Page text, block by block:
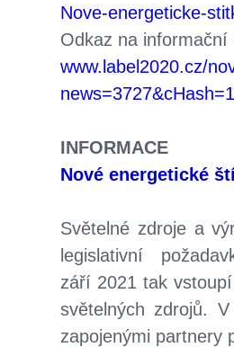
Nove-energeticke-
Odkaz na informační
www.label2020.cz/
INFORMACE
Nové energetické
Světelné zdroje a
legislativní
září 2021 tak
světelných zdrojů.
zapojenými partnery